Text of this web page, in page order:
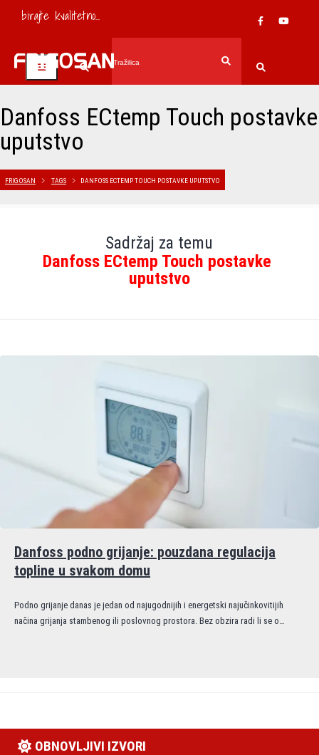
birajte kvalitetno...
Danfoss ECtemp Touch postavke
uputstvo
FRIGOSAN TAGS DANFOSS ECTEMP TOUCH POSTAVKE UPUTSTVO
Sadržaj za temu
Danfoss ECtemp Touch postavke
uputstvo
Danfoss podno grijanje: pouzdana regulacija
topline u svakom domu
Podno grijanje danas je jedan od najugodnijih i energetski najučinkovitijih
načina grijanja stambenog ili poslovnog prostora. Bez obzira radi li se o…
OBNOVLJIVI IZVORI